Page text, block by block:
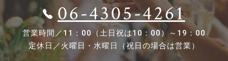
06-4305-4261
営業時間／11：00（土日祝は10：00）～19：00
定休日／火曜日・水曜日（祝日の場合は営業）